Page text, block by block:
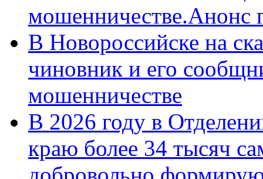
мошенничестве.Анонс
В Новороссийске на
чиновник и его
мошенничестве
В 2026 году в
краю более 34 тысяч